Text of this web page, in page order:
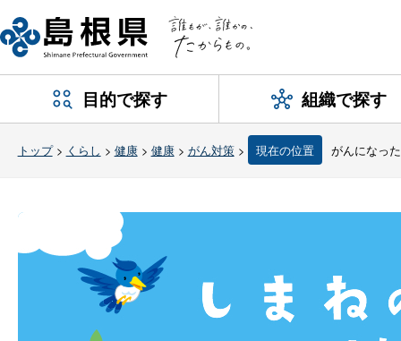
目的で探す 組織で探す
トップ> くらし > 健康> 健康> がん対策> 現在の位置 がんになっ